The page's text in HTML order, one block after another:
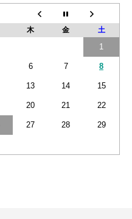
木 金 土
1
6 7 8
13 14 15
20 21 22
27 28 29